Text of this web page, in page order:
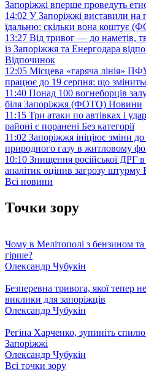
Запоріжжі вперше проведуть
14:02 У Запоріжжі виставили на
їдальню: скільки вона коштує
13:27 Від тривог — до наметів,
із Запоріжжя та Енергодара
Відпочинок
12:05 Місцева «гаряча лінія»
працює до 19 серпня: що
11:40 Понад 100 вогнеборців
біля Запоріжжя (ФОТО) Новини
11:15 Три атаки по автівках і
районі є поранені Без категорії
11:02 Запоріжжя ініціює зміни
природного газу в житловому
10:10 Знищення російської ДРГ
аналітик оцінив загрозу штурму
Всі новини
Точки зору
Чому в Мелітополі з бензином та
гірше?
Олександр Чубукін
Безперевна тривога, якої тепер
виклики для запоріжців
Олександр Чубукін
Регіна Харченко, зупиніть
Запоріжжі
Олександр Чубукін
Всі точки зору